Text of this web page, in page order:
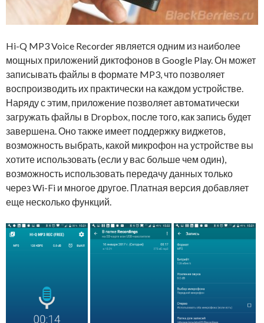
Hi-Q MP3 Voice Recorder является одним из наиболее
мощных приложений диктофонов в Google Play. Он может
записывать файлы в формате MP3, что позволяет
воспроизводить их практически на каждом устройстве.
Наряду с этим, приложение позволяет автоматически
загружать файлы в Dropbox, после того, как запись будет
завершена. Оно также имеет поддержку виджетов,
возможность выбрать, какой микрофон на устройстве вы
хотите использовать (если у вас больше чем один),
возможность использовать передачу данных только
через Wi-Fi и многое другое. Платная версия добавляет
еще несколько функций.